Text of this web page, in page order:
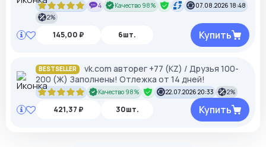
4 Качество 98%
07.08.2026 18:48
2%
145,00 ₽ 6шт. Купить
BESTSELLER
vk.com авторег +77 (KZ) / Друзья 100-
200 (Ж) Заполнены! Отлежка от 14 дней!
Качество 98% 22.07.2026 20:33 2%
421,37 ₽ 30шт. Купить